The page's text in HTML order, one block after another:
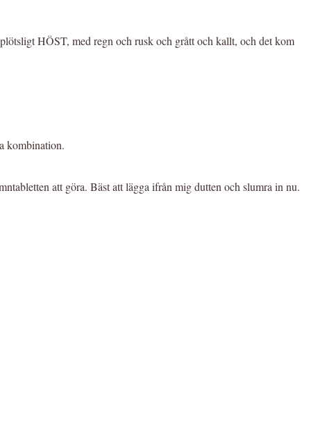
HÖST, med regn och rusk och grått och kallt, och det kom
kombination.
att göra. Bäst att lägga ifrån mig dutten och slumra in nu.